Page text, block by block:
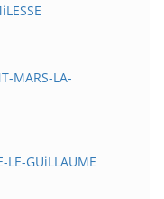
MARS-LA-
GUiLLAUME